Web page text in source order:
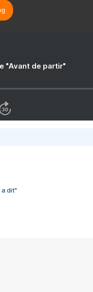
"Avant de partir"
a dit"